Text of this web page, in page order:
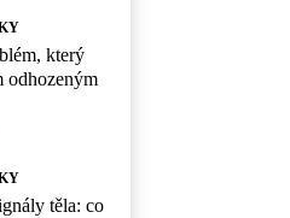
který
odhozeným
těla: co